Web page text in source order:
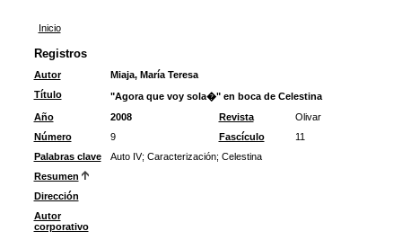
Inicio
Registros
Autor
Miaja, María Teresa
Título
"Agora que voy sola�" en boca de Celestina
Año
2008 Revista
Olivar
Número
9 Fascículo
11
Palabras clave
Auto IV; Caracterización; Celestina
Resumen
Dirección
Autor
corporativo